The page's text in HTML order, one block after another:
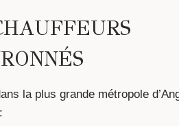
la plus grande métropole